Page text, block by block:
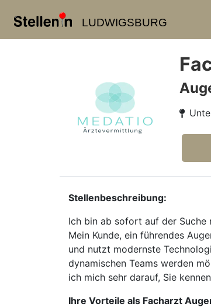
LUDWIGSBURG
Stellenbeschreibung:
Ich bin ab sofort auf der Suche
Mein Kunde, ein führendes
und nutzt modernste
dynamischen Teams werden
ich mich sehr darauf, Sie
Ihre Vorteile als Facharzt